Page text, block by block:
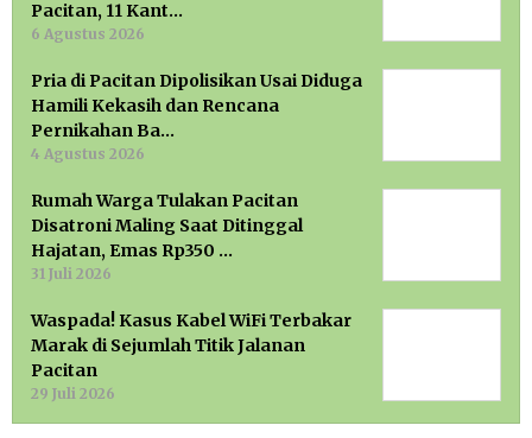
Pacitan, 11 Kant…
6 Agustus 2026
Pria di Pacitan Dipolisikan Usai Diduga
Hamili Kekasih dan Rencana
Pernikahan Ba…
4 Agustus 2026
Rumah Warga Tulakan Pacitan
Disatroni Maling Saat Ditinggal
Hajatan, Emas Rp350 …
31 Juli 2026
Waspada! Kasus Kabel WiFi Terbakar
Marak di Sejumlah Titik Jalanan
Pacitan
29 Juli 2026